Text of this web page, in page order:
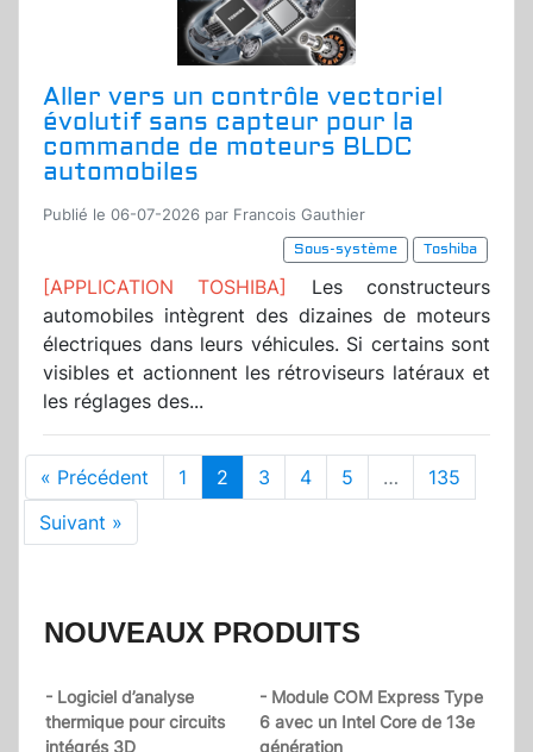
Aller vers un contrôle vectoriel
évolutif sans capteur pour la
commande de moteurs BLDC
automobiles
Publié le 06-07-2026 par Francois Gauthier
Sous-système
Toshiba
[APPLICATION TOSHIBA]
Les constructeurs
automobiles intègrent des dizaines de moteurs
électriques dans leurs véhicules. Si certains sont
visibles et actionnent les rétroviseurs latéraux et
les réglages des...
« Précédent 1 2 3 4 5 …
135
Suivant »
NOUVEAUX PRODUITS
- Logiciel d’analyse
thermique pour circuits
intégrés 3D
- Module COM Express Type
6 avec un Intel Core de 13e
génération